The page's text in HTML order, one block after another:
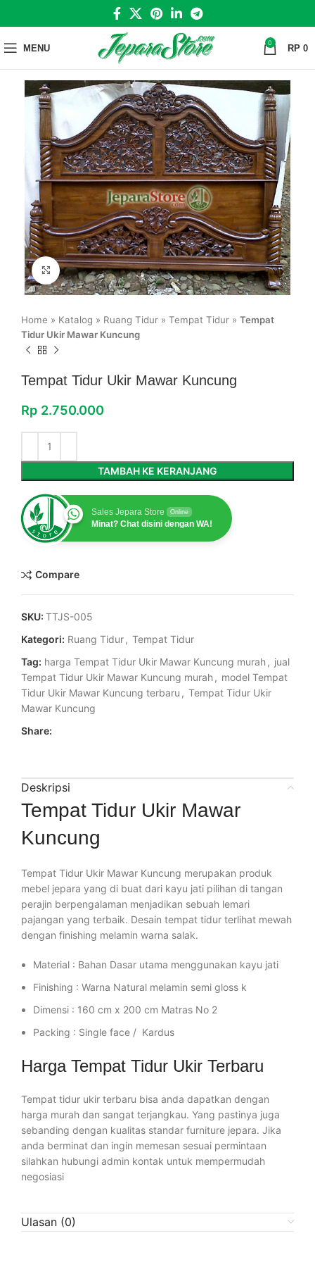
MENU 0 RP 0
Click to enlarge
Home » Katalog » Ruang Tidur » Tempat Tidur » Tempat
Tidur Ukir Mawar Kuncung
Tempat Tidur Ukir Mawar Kuncung
Rp 2.750.000
TAMBAH KE KERANJANG
Sales Jepara Store Online
Minat? Chat disini dengan WA!
Compare
SKU: TTJS-005
Kategori: Ruang Tidur, Tempat Tidur
Tag: harga Tempat Tidur Ukir Mawar Kuncung murah, jual
Tempat Tidur Ukir Mawar Kuncung murah, model Tempat
Tidur Ukir Mawar Kuncung terbaru , Tempat Tidur Ukir
Mawar Kuncung
Share:
Deskripsi
Tempat Tidur Ukir Mawar
Kuncung
Tempat Tidur Ukir Mawar Kuncung merupakan produk
mebel jepara yang di buat dari kayu jati pilihan di tangan
perajin berpengalaman menjadikan sebuah lemari
pajangan yang terbaik. Desain tempat tidur terlihat mewah
dengan finishing melamin warna salak.
Material : Bahan Dasar utama menggunakan kayu jati
Finishing : Warna Natural melamin semi gloss k
Dimensi : 160 cm x 200 cm Matras No 2
Packing : Single face / Kardus
Harga Tempat Tidur Ukir Terbaru
Tempat tidur ukir terbaru bisa anda dapatkan dengan
harga murah dan sangat terjangkau. Yang pastinya juga
sebanding dengan kualitas standar furniture jepara. Jika
anda berminat dan ingin memesan sesuai permintaan
silahkan hubungi admin kontak untuk mempermudah
negosiasi
Ulasan (0)